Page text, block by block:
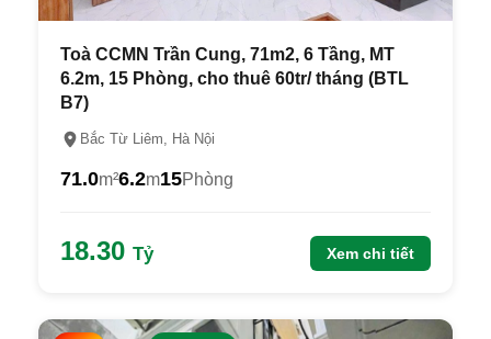
Toà CCMN Trần Cung, 71m2, 6 Tầng, MT
6.2m, 15 Phòng, cho thuê 60tr/ tháng (BTL
B7)
Bắc Từ Liêm, Hà Nội
71.0m²6.2m15Phòng
18.30 Tỷ Xem chi tiết